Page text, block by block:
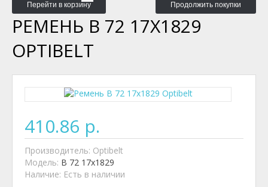
Перейти в корзину Продолжить покупки
РЕМЕНЬ B 72 17X1829
OPTIBELT
410.86 р.
Производитель: Optibelt
Модель: B 72 17x1829
Наличие: Есть в наличии